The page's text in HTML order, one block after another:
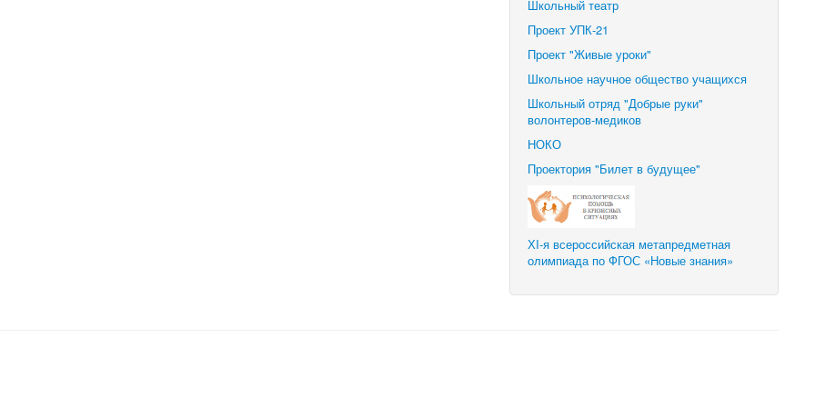
Школьный театр
Проект УПК-21
Проект "Живые уроки"
Школьное научное общество учащихся
Школьный отряд "Добрые руки"
волонтеров-медиков
НОКО
Проектория "Билет в будущее"
ХI-я всероссийская метапредметная
олимпиада по ФГОС «Новые знания»